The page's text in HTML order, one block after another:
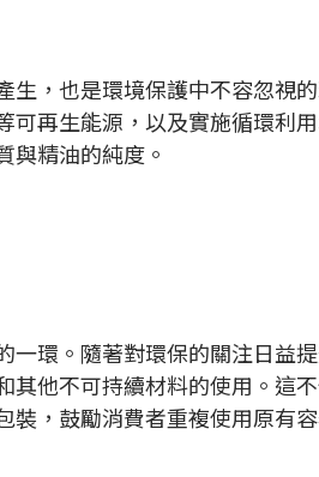
，也是環境保護中不容忽視
再生能源，以及實施循環利
與精油的純度。
環。隨著對環保的關注日益
他不可持續材料的使用。這
，鼓勵消費者重複使用原有